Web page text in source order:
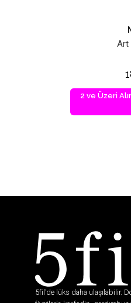
Art
2 ve Üzeri
5fil’de lüks daha ulaşılabilir.